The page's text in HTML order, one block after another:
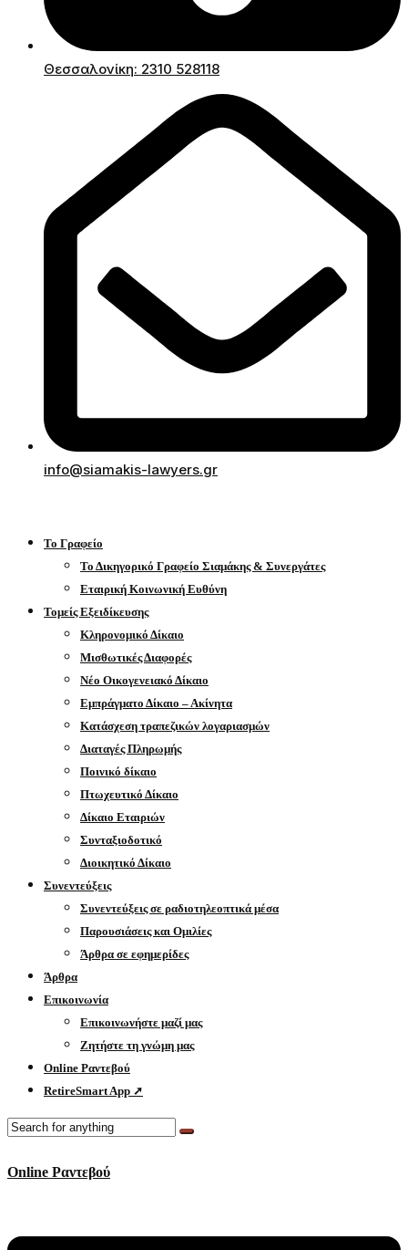
Θεσσαλονίκη: 2310 528118
info@siamakis-lawyers.gr
Το Γραφείο
Το Δικηγορικό Γραφείο Σιαμάκης & Συνεργάτες
Εταιρική Κοινωνική Ευθύνη
Τομείς Εξειδίκευσης
Κληρονομικό Δίκαιο
Μισθωτικές Διαφορές
Νέο Οικογενειακό Δίκαιο
Εμπράγματο Δίκαιο – Ακίνητα
Κατάσχεση τραπεζικών λογαριασμών
Διαταγές Πληρωμής
Ποινικό δίκαιο
Πτωχευτικό Δίκαιο
Δίκαιο Εταιριών
Συνταξιοδοτικό
Διοικητικό Δίκαιο
Συνεντεύξεις
Συνεντεύξεις σε ραδιοτηλεοπτικά μέσα
Παρουσιάσεις και Ομιλίες
Άρθρα σε εφημερίδες
Άρθρα
Επικοινωνία
Επικοινωνήστε μαζί μας
Ζητήστε τη γνώμη μας
Online Ραντεβού
RetireSmart App ➚
Online Ραντεβού